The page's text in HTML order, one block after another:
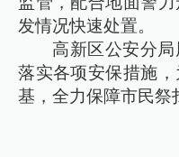
发情况快速处置。
高新区公安分
落实各项安保措施
基，全力保障市民祭